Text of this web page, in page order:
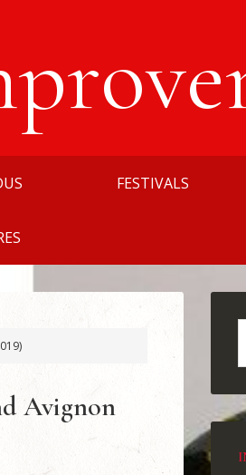
FESTIVALS
Avignon